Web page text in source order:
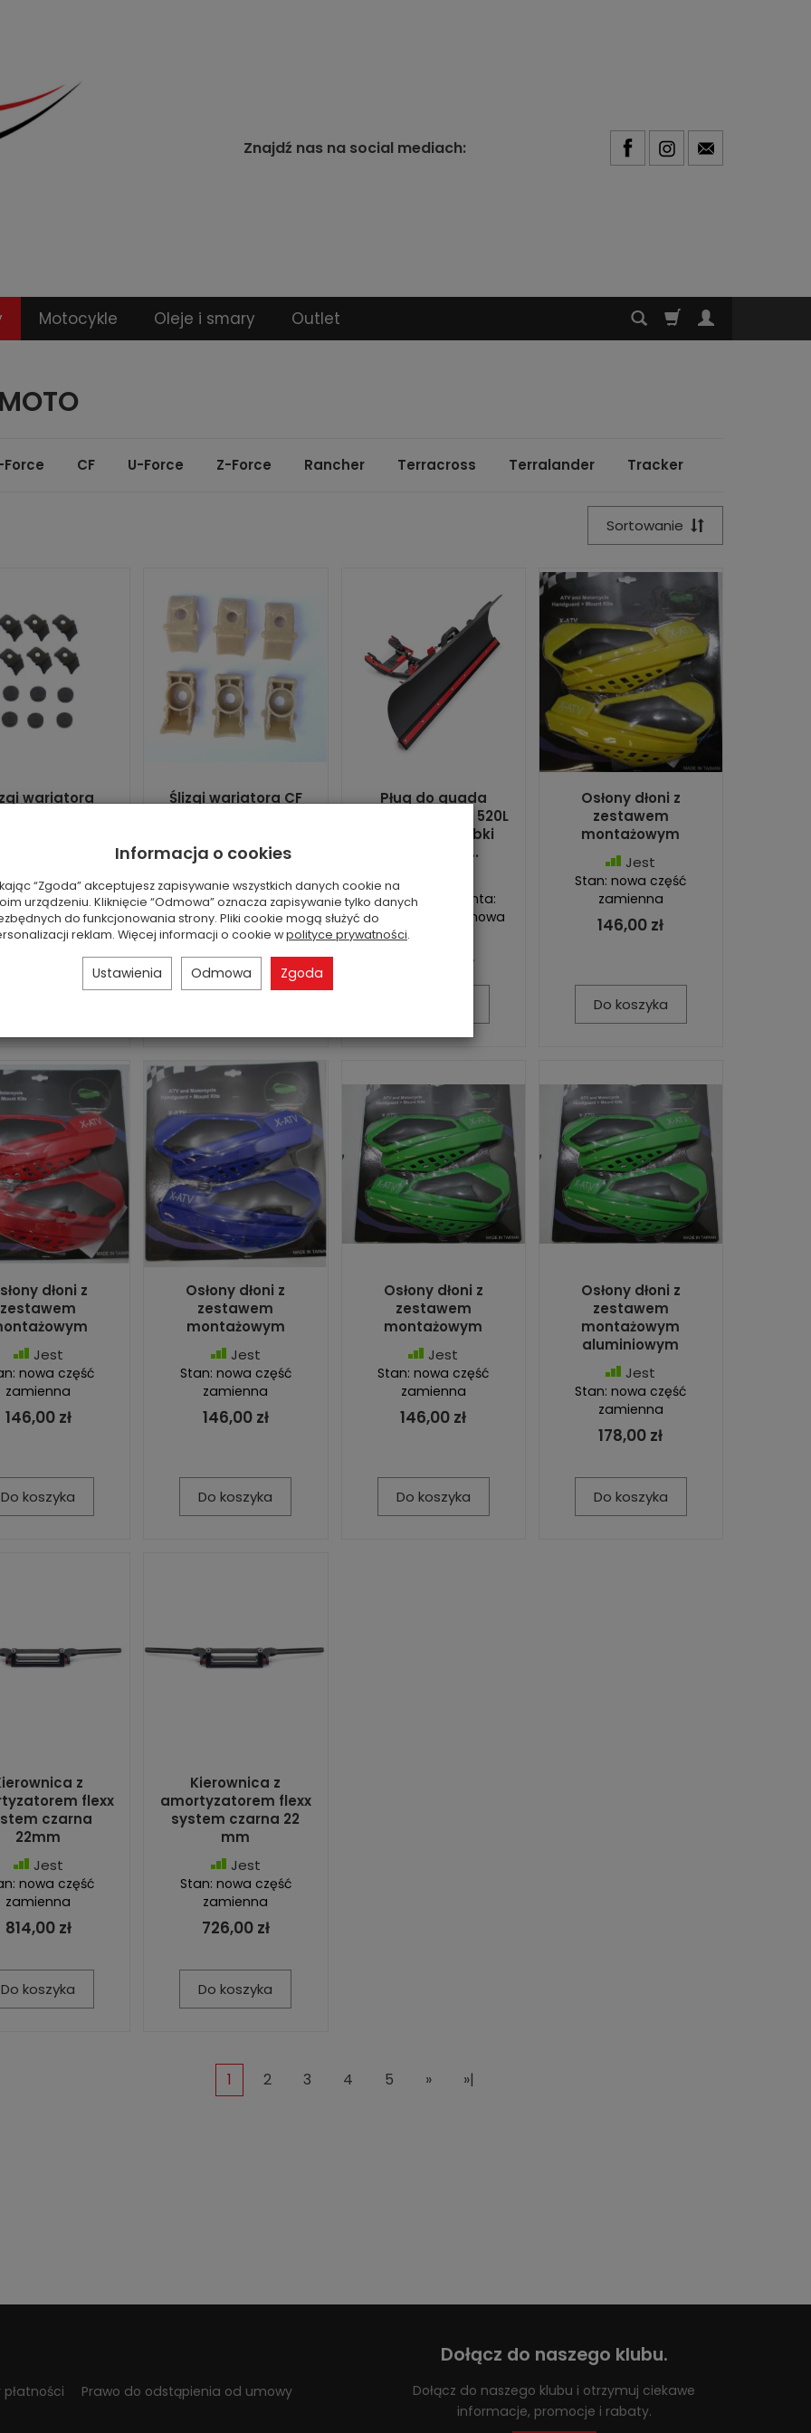
Znajdź nas na social mediach:
Motocykle Oleje i smary Outlet
Force CF U-Force Z-Force Rancher Terracross Terralander Tracker
Sortowanie
wariatora
Jest
nowa część
zamienna
257,00 zł
Ślizgi wariatora CF
Jest
Numer OEM
(zamieniany): 0GR0-
051005, 0JYA-051001
Stan: nowa część
zamienna ...
194,00 zł
Pług do quada
SQUDDE CFMoto 520L
2016–2022 szybki
montaż 150...
Numer producenta:
PROM.SQ15 Stan: nowa
2 247,00 zł
Osłony dłoni z
zestawem
montażowym
Jest
Stan: nowa część
zamienna
146,00 zł
Do koszyka
dłoni z
zestawem
Jest
nowa część
zamienna
146,00 zł
Do koszyka
Osłony dłoni z
zestawem
montażowym
Jest
Stan: nowa część
zamienna
146,00 zł
Do koszyka
Osłony dłoni z
zestawem
montażowym
Jest
Stan: nowa część
zamienna
146,00 zł
Do koszyka
Osłony dłoni z
zestawem
montażowym
aluminiowym
Jest
Stan: nowa część
zamienna
178,00 zł
Do koszyka
z
flexx
czarna
22mm
Jest
nowa część
zamienna
814,00 zł
Do koszyka
Kierownica z
amortyzatorem flexx
system czarna 22
mm
Jest
Stan: nowa część
zamienna
726,00 zł
Do koszyka
1 2 3 4 5 » »|
płatności
Prawo do odstąpienia od umowy
Dołącz do naszego klubu.
Dołącz do naszego klubu i otrzymuj ciekawe
informacje, promocje i rabaty.
Informacja o cookies
“Zgoda” akceptujesz zapisywanie wszystkich danych cookie na
urządzeniu. Kliknięcie “Odmowa” oznacza zapisywanie tylko danych
do funkcjonowania strony. Pliki cookie mogą służyć do
reklam. Więcej informacji o cookie wpolityce prywatności.
Ustawienia Odmowa Zgoda